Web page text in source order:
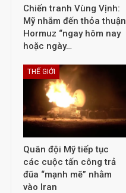
Chiến tranh Vùng Vịnh:
Mỹ nhắm đến thỏa thuận
Hormuz “ngay hôm nay
hoặc ngày…
THẾ GIỚI
Quân đội Mỹ tiếp tục
các cuộc tấn công trả
đũa “mạnh mẽ” nhằm
vào Iran